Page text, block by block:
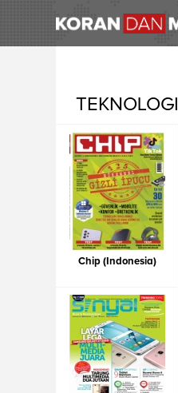
TEKNOLOGI
Chip (Indonesia)